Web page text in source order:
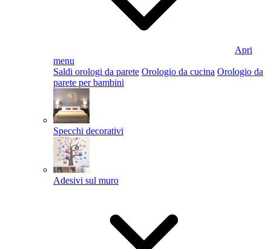
Apri
menu
Saldi orologi da parete Orologio da cucina Orologio da
parete per bambini
Specchi decorativi
Adesivi sul muro